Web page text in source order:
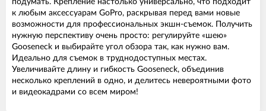
подумать. Крепление настолько универсально, что подходит
к любым аксессуарам GoPro, раскрывая перед вами новые
возможности для профессиональных экшн-съемок. Получить
нужную перспективу очень просто: регулируйте «шею»
Gooseneck и выбирайте угол обзора так, как нужно вам.
Идеально для съемок в труднодоступных местах.
Увеличивайте длину и гибкость Gooseneck, объединив
несколько креплений в одно, и делитесь невероятными фото
и видеокадрами со всем миром!